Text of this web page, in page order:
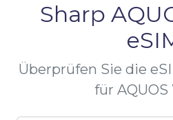
Sharp
Überprüfen Sie die
für AQUOS